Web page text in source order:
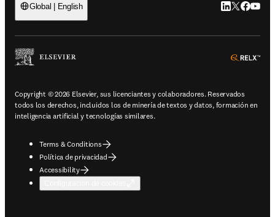
Global | English LinkedIn se
Twitter se
Copyright © 2026 Elsevier, sus licenciantes y colaboradores. Reservados
todos los derechos, incluidos los de minería de textos y datos, formación en
inteligencia artificial y tecnologías similares.
Terms & Conditions
Política de privacidad
Accessibility